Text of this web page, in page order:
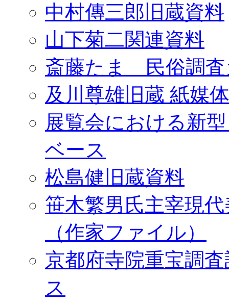
中村傳三郎旧蔵資料
山下菊二関連資料
斎藤たま 民俗調査
及川尊雄旧蔵 紙媒
展覧会における新
ベース
松島健旧蔵資料
笹木繁男氏主宰現
（作家ファイル）
京都府寺院重宝調
ス